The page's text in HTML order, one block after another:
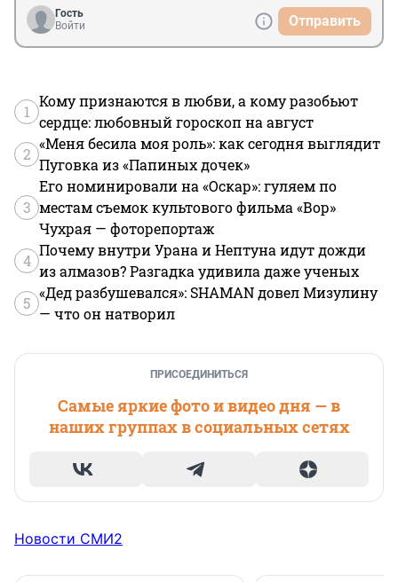
Гость
Войти
Отправить
1
Кому признаются в любви, а кому разобьют
сердце: любовный гороскоп на август
2
«Меня бесила моя роль»: как сегодня выглядит
Пуговка из «Папиных дочек»
3
Его номинировали на «Оскар»: гуляем по
местам съемок культового фильма «Вор»
Чухрая — фоторепортаж
4
Почему внутри Урана и Нептуна идут дожди
из алмазов? Разгадка удивила даже ученых
5
«Дед разбушевался»: SHAMAN довел Мизулину
— что он натворил
ПРИСОЕДИНИТЬСЯ
Самые яркие фото и видео дня — в
наших группах в социальных сетях
Новости СМИ2